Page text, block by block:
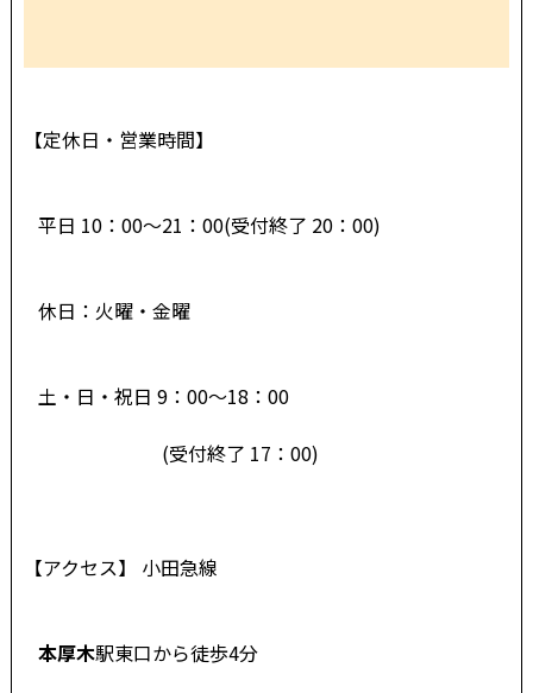
【定休日・営業時間】
平日 10：00～21：00(受付終了 20：00)
休日：火曜・金曜
土・日・祝日 9：00～18：00
(受付終了 17：00)
【アクセス】 小田急線
本厚木駅東口から徒歩4分